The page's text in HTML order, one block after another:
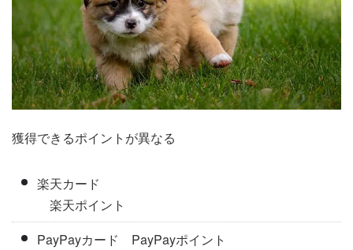
獲得できるポイントが異なる
楽天カード
楽天ポイント
PayPayカード PayPayポイント